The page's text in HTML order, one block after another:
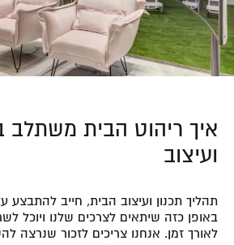
איך ריהוט הבית משתלב
ועיצוב
תהליך תכנון ועיצוב הבית, חייב להתבצע
באופן כזה שיתאים לצרכים שלנו ויוכל
לאורך זמן. אנחנו צריכים לזכור שנרצה